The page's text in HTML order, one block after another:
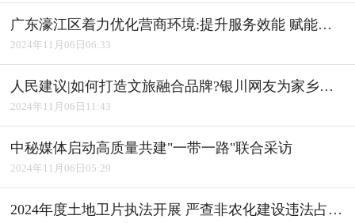
广东濠江区着力优化营商环境:提升服务效能 赋能产业发展
2024年11月06日06:33
人民建议|如何打造文旅融合品牌?银川网友为家乡建言获积极回应
2024年11月06日11:43
中秘媒体启动高质量共建"一带一路"联合采访
2024年11月06日05:29
2024年度土地卫片执法开展 严查非农化建设违法占用耕地